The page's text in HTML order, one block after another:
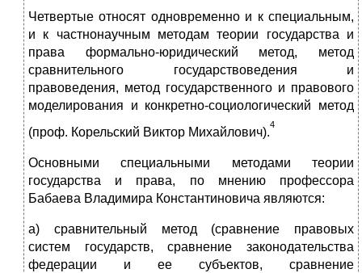
Четвертые относят одновременно и к специальным,
и к частнонаучным методам теории государства и
права формально-юридический метод, метод
сравнительного государствоведения и
правоведения, метод государственного и правового
моделирования и конкретно-социологический метод
(проф. Корельский Виктор Михайлович).
4
Основными специальными методами теории
государства и права, по мнению профессора
Бабаева Владимира Константиновича являются:
а) сравнительный метод (сравнение правовых
систем государств, сравнение законодательства
федерации и ее субъектов, сравнение